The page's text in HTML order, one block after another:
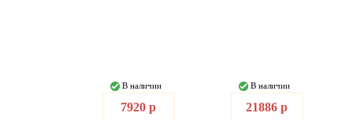
В наличии
7920 р
В наличии
21886 р